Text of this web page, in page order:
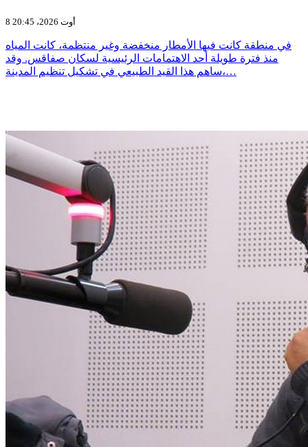
8 أوت 2026، 20:45
في منطقة كانت فيها الأمطار منخفضة وغير منتظمة، كانت المياه
منذ فترة طويلة أحد الاهتمامات الرئيسية لسكان صفاقس. وقد
ساهم هذا القيد الطبيعي في تشكيل تنظيم المدينة،…